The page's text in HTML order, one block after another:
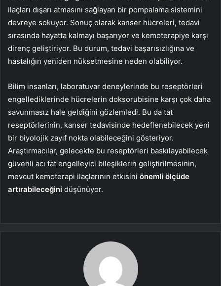
ilaçları dışarı atmasını sağlayan bir pompalama sistemini
devreye sokuyor. Sonuç olarak kanser hücreleri, tedavi
sırasında hayatta kalmayı başarıyor ve kemoterapiye karşı
direnç geliştiriyor. Bu durum, tedavi başarısızlığına ve
hastalığın yeniden nüksetmesine neden olabiliyor.
Bilim insanları, laboratuvar deneylerinde bu reseptörleri
engellediklerinde hücrelerin doksorubisine karşı çok daha
savunmasız hale geldiğini gözlemledi. Bu da tat
reseptörlerinin, kanser tedavisinde hedeflenebilecek yeni
bir biyolojik zayıf nokta olabileceğini gösteriyor.
Araştırmacılar, gelecekte bu reseptörleri baskılayabilecek
güvenli acı tat engelleyici bileşiklerin geliştirilmesinin,
mevcut kemoterapi ilaçlarının etkisini önemli ölçüde
artırabileceğini düşünüyor.